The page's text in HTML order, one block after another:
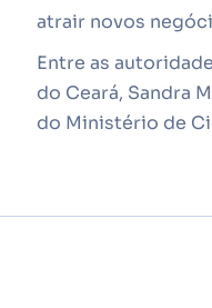
atrair novos
Entre as
do Ceará, Sandra
do Ministério de